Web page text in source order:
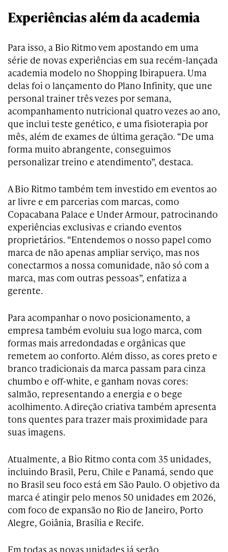
Experiências além da academia
Para isso, a Bio Ritmo vem apostando em uma
série de novas experiências em sua recém-lançada
academia modelo no Shopping Ibirapuera. Uma
delas foi o lançamento do Plano Infinity, que une
personal trainer três vezes por semana,
acompanhamento nutricional quatro vezes ao ano,
que inclui teste genético, e uma fisioterapia por
mês, além de exames de última geração. “De uma
forma muito abrangente, conseguimos
personalizar treino e atendimento”, destaca.
A Bio Ritmo também tem investido em eventos ao
ar livre e em parcerias com marcas, como
Copacabana Palace e Under Armour, patrocinando
experiências exclusivas e criando eventos
proprietários. “Entendemos o nosso papel como
marca de não apenas ampliar serviço, mas nos
conectarmos a nossa comunidade, não só com a
marca, mas com outras pessoas”, enfatiza a
gerente.
Para acompanhar o novo posicionamento, a
empresa também evoluiu sua logo marca, com
formas mais arredondadas e orgânicas que
remetem ao conforto. Além disso, as cores preto e
branco tradicionais da marca passam para cinza
chumbo e off-white, e ganham novas cores:
salmão, representando a energia e o bege
acolhimento. A direção criativa também apresenta
tons quentes para trazer mais proximidade para
suas imagens.
Atualmente, a Bio Ritmo conta com 35 unidades,
incluindo Brasil, Peru, Chile e Panamá, sendo que
no Brasil seu foco está em São Paulo. O objetivo da
marca é atingir pelo menos 50 unidades em 2026,
com foco de expansão no Rio de Janeiro, Porto
Alegre, Goiânia, Brasília e Recife.
Em todas as novas unidades já serão